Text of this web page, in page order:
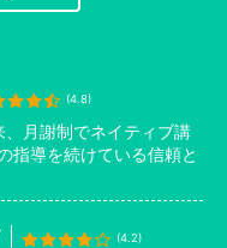
(4.8)
月謝制でネイティブ講
指導を続けている信頼と
(4.2)